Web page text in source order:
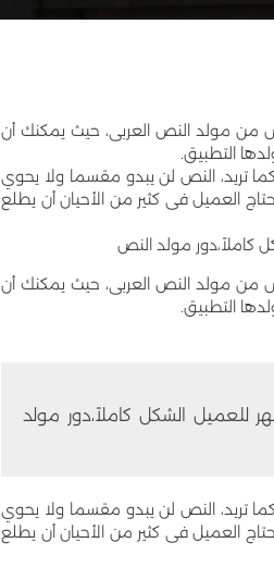
من مولد النص العربى، حيث يمكنك أن
التطبيق.
تريد، النص لن يبدو مقسما ولا يحوي
العميل فى كثير من الأحيان أن يطلع
مولد النص
من مولد النص العربى، حيث يمكنك أن
التطبيق.
الشكل كاملاً،دور مولد
تريد، النص لن يبدو مقسما ولا يحوي
العميل فى كثير من الأحيان أن يطلع